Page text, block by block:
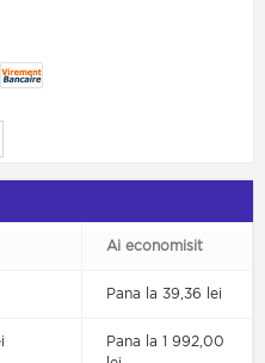
Ai economisit
Pana la 39,36 lei
Pana la 1 992,00